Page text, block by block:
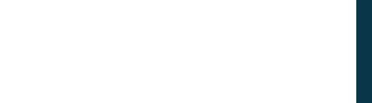
finalidad de
su navegador